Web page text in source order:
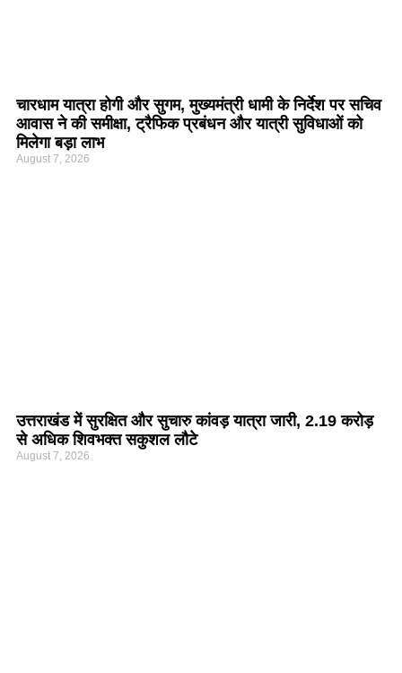
चारधाम यात्रा होगी और सुगम, मुख्यमंत्री धामी के निर्देश पर सचिव
आवास ने की समीक्षा, ट्रैफिक प्रबंधन और यात्री सुविधाओं को
मिलेगा बड़ा लाभ
August 7, 2026
उत्तराखंड में सुरक्षित और सुचारु कांवड़ यात्रा जारी, 2.19 करोड़
से अधिक शिवभक्त सकुशल लौटे
August 7, 2026